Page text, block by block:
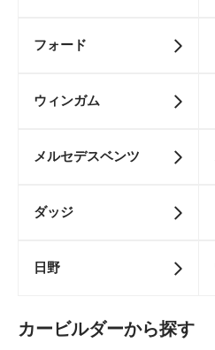
フォード
ウィンガム
メルセデスベンツ
ダッジ
日野
カービルダーから探す